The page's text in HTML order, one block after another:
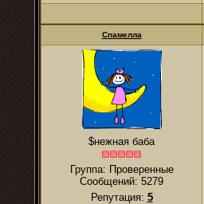
Спамелла
$нежная баба
Группа: Проверенные
Сообщений: 5279
Репутация: 5